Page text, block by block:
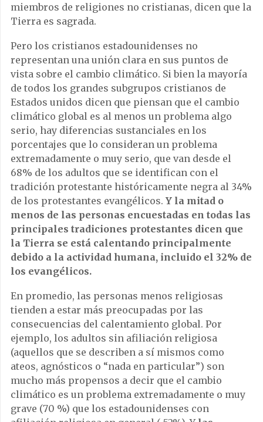
miembros de religiones no cristianas, dicen que la
Tierra es sagrada.
Pero los cristianos estadounidenses no
representan una unión clara en sus puntos de
vista sobre el cambio climático. Si bien la mayoría
de todos los grandes subgrupos cristianos de
Estados unidos dicen que piensan que el cambio
climático global es al menos un problema algo
serio, hay diferencias sustanciales en los
porcentajes que lo consideran un problema
extremadamente o muy serio, que van desde el
68% de los adultos que se identifican con el
tradición protestante históricamente negra al 34%
de los protestantes evangélicos. Y la mitad o
menos de las personas encuestadas en todas las
principales tradiciones protestantes dicen que
la Tierra se está calentando principalmente
debido a la actividad humana, incluido el 32% de
los evangélicos.
En promedio, las personas menos religiosas
tienden a estar más preocupadas por las
consecuencias del calentamiento global. Por
ejemplo, los adultos sin afiliación religiosa
(aquellos que se describen a sí mismos como
ateos, agnósticos o “nada en particular”) son
mucho más propensos a decir que el cambio
climático es un problema extremadamente o muy
grave (70 %) que los estadounidenses con